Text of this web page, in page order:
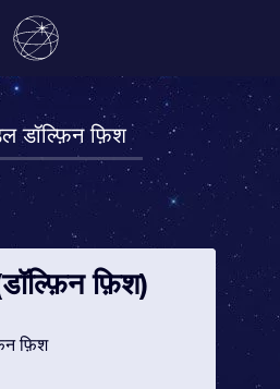
डॉल्फ़िन फ़िश
फ़िश)
फ़िश